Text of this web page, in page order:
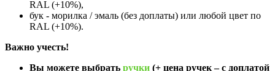
RAL (+10%),
бук - морилка / эмаль (без доплаты) или любой цвет по
RAL (+10%).
Важно учесть!
Вы можете выбрать ручки (+ цена ручек – с доплатой